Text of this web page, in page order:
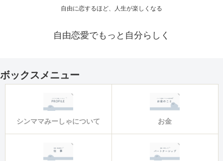
自由に恋するほど、人生が楽しくなる
自由恋愛でもっと自分らしく
ボックスメニュー
シンママみーしゃについて お金